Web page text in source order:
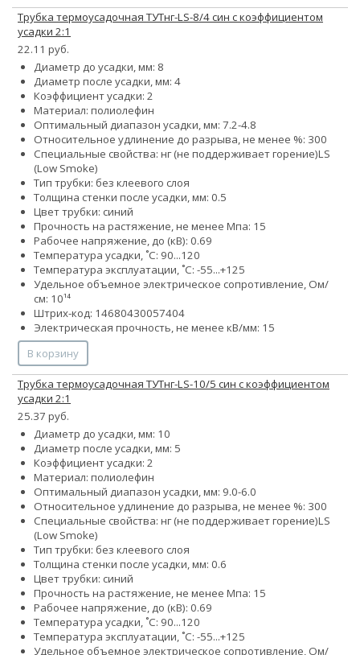
Трубка термоусадочная ТУТнг-LS-8/4 син с коэффициентом
усадки 2:1
22.11 руб.
Диаметр до усадки, мм: 8
Диаметр после усадки, мм: 4
Коэффициент усадки: 2
Материал: полиолефин
Оптимальный диапазон усадки, мм: 7.2-4.8
Относительное удлинение до разрыва, не менее %: 300
Специальные свойства: нг (не поддерживает горение)LS
(Low Smoke)
Тип трубки: без клеевого слоя
Толщина стенки после усадки, мм: 0.5
Цвет трубки: синий
Прочность на растяжение, не менее Мпа: 15
Рабочее напряжение, до (кВ): 0.69
Температура усадки, ˚С: 90...120
Температура эксплуатации, ˚С: -55...+125
Удельное объемное электрическое сопротивление, Ом/
см: 10¹⁴
Штрих-код: 14680430057404
Электрическая прочность, не менее кВ/мм: 15
В корзину
Трубка термоусадочная ТУТнг-LS-10/5 син с коэффициентом
усадки 2:1
25.37 руб.
Диаметр до усадки, мм: 10
Диаметр после усадки, мм: 5
Коэффициент усадки: 2
Материал: полиолефин
Оптимальный диапазон усадки, мм: 9.0-6.0
Относительное удлинение до разрыва, не менее %: 300
Специальные свойства: нг (не поддерживает горение)LS
(Low Smoke)
Тип трубки: без клеевого слоя
Толщина стенки после усадки, мм: 0.6
Цвет трубки: синий
Прочность на растяжение, не менее Мпа: 15
Рабочее напряжение, до (кВ): 0.69
Температура усадки, ˚С: 90...120
Температура эксплуатации, ˚С: -55...+125
Удельное объемное электрическое сопротивление, Ом/